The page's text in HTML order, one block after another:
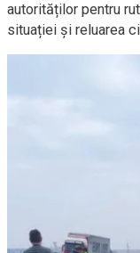
autorităților pentru
situației și reluarea